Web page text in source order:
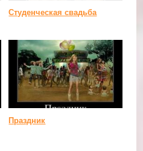
Студенческая свадьба
Праздник